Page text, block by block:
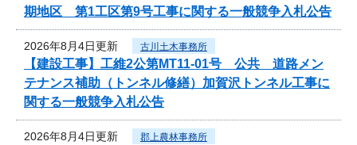
期地区 第1工区第9号工事に関する一般競争入札公告
2026年8月4日更新 古川土木事務所
【建設工事】工維2公第MT11-01号 公共 道路メン
テナンス補助（トンネル修繕）加賀沢トンネル工事に
関する一般競争入札公告
2026年8月4日更新 郡上農林事務所